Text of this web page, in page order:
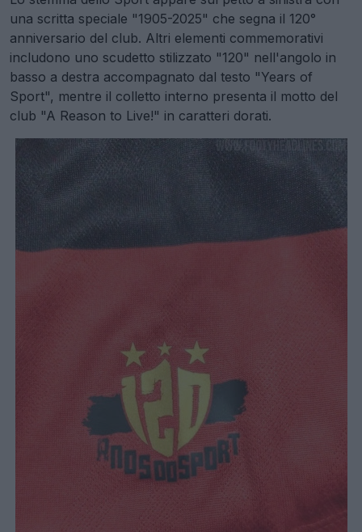
una scritta speciale "1905-2025" che segna il 120°
anniversario del club. Altri elementi commemorativi
includono uno scudetto stilizzato "120" nell'angolo in
basso a destra accompagnato dal testo "Years of
Sport", mentre il colletto interno presenta il motto del
club "A Reason to Live!" in caratteri dorati.